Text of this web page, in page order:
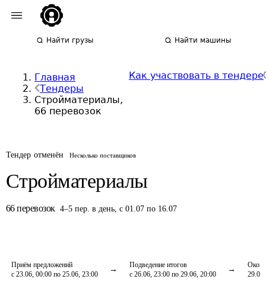
Найти грузы Найти машины
Главная
Тендеры
Стройматериалы,
66 перевозок
Как участвовать в тендере
Тендер отменён Несколько поставщиков
Стройматериалы
66 перевозок 4–5 пер. в день, с 01.07 по 16.07
Приём предложений
с 23.06, 00:00 по 25.06, 23:00
Подведение итогов
с 26.06, 23:00 по 29.06, 20:00